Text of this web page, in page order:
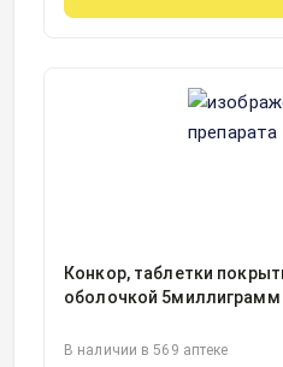
Конкор, таблетки
оболочкой 5миллиграмм
В наличии в 569 аптеке